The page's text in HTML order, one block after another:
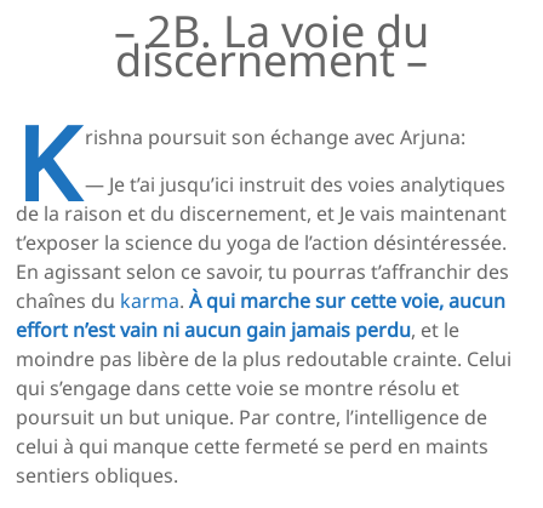
– 2B. La voie du
discernement –
K rishna poursuit son échange avec Arjuna:
— Je t’ai jusqu’ici instruit des voies analytiques
de la raison et du discernement, et Je vais maintenant
t’exposer la science du yoga de l’action désintéressée.
En agissant selon ce savoir, tu pourras t’affranchir des
chaînes du karma.À qui marche sur cette voie, aucun
effort n’est vain ni aucun gain jamais perdu, et le
moindre pas libère de la plus redoutable crainte. Celui
qui s’engage dans cette voie se montre résolu et
poursuit un but unique. Par contre, l’intelligence de
celui à qui manque cette fermeté se perd en maints
sentiers obliques.